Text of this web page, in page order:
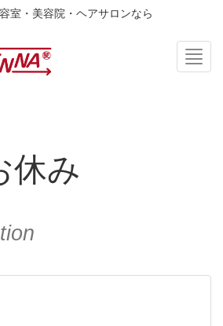
室・美容院・ヘアサロンなら
休み